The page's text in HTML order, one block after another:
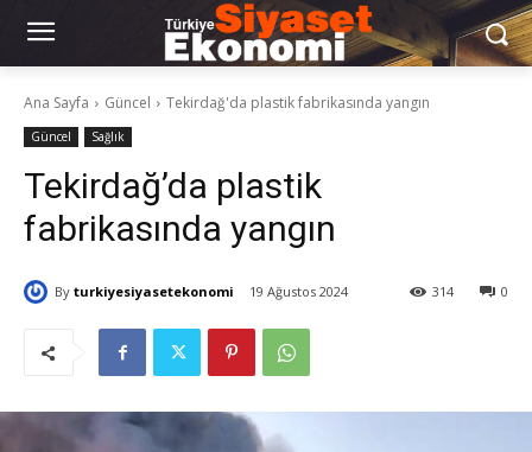
Ana Sayfa Güncel Tekirdağ'da plastik fabrikasında yangın
Güncel Sağlık
Tekirdağ’da plastik
fabrikasında yangın
By turkiyesiyasetekonomi 19 Ağustos 2024 0
314